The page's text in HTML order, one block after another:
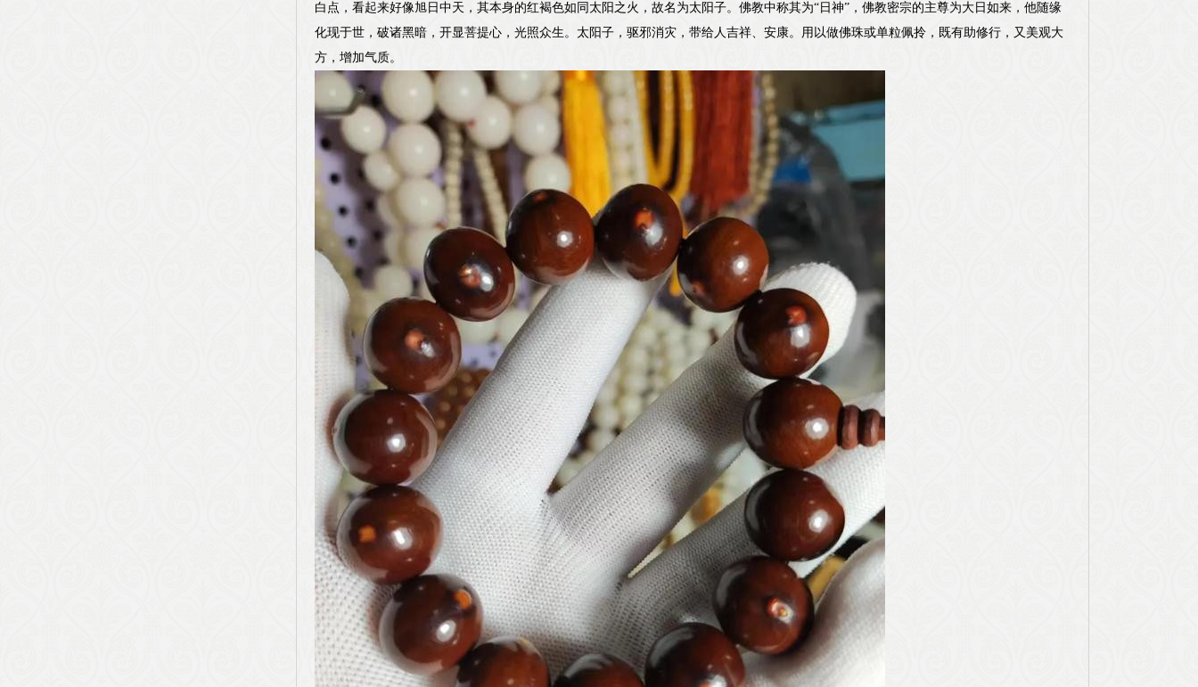
白点，看起来好像旭日中天，其本身的红褐色如同太阳之火，故名为太阳子。佛教中称其为“日神”，佛教密宗的主尊为大日如来，他随缘
化现于世，破诸黑暗，开显菩提心，光照众生。太阳子，驱邪消灾，带给人吉祥、安康。用以做佛珠或单粒佩拎，既有助修行，又美观大
方，增加气质。